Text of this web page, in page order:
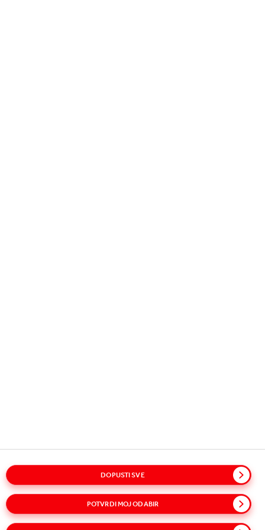
Pojmovnik Mapa stranice Politike
Izjava o privatnosti
Pristupačnost
Progovorite s povjerenjem!
POTVRDI MOJ ODABIR
DOPUSTI SVE